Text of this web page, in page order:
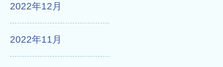
2022年12月
2022年11月